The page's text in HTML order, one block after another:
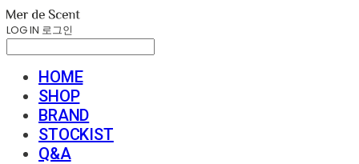
LOG IN 로그인
HOME
SHOP
BRAND
STOCKIST
Q&A